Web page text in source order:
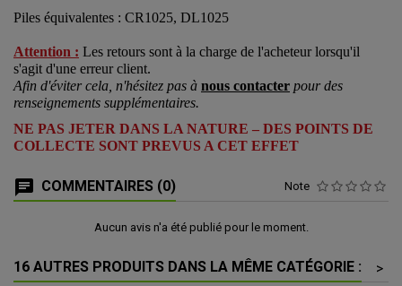
Piles équivalentes : CR1025, DL1025
Attention : Les retours sont à la charge de l'acheteur lorsqu'il
s'agit d'une erreur client.
Afin d'éviter cela, n'hésitez pas à nous contacter pour des
renseignements supplémentaires.
NE PAS JETER DANS LA NATURE – DES POINTS DE
COLLECTE SONT PREVUS A CET EFFET
COMMENTAIRES (0) Note
Aucun avis n'a été publié pour le moment.
16 AUTRES PRODUITS DANS LA MÊME CATÉGORIE :
>